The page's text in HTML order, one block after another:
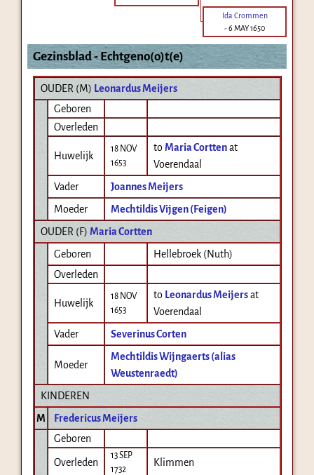
Ida Crommen
-6 MAY 1650
Gezinsblad - Echtgeno(o)t(e)
OUDER (M) Leonardus Meijers
Geboren
Overleden
Huwelijk
18 NOV
1653
toMaria Cortten at
Voerendaal
Vader
Joannes Meijers
Moeder
Mechtildis Vijgen (Feigen)
OUDER (F) Maria Cortten
Geboren
Hellebroek (Nuth)
Overleden
Huwelijk
18 NOV
1653
to Leonardus Meijers at
Voerendaal
Vader
Severinus Corten
Moeder
Mechtildis Wijngaerts (alias
Weustenraedt)
KINDEREN
M
Fredericus Meijers
Geboren
Overleden
13 SEP
1732
Klimmen